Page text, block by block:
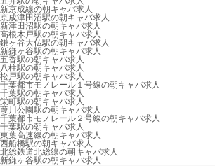
新京成線の朝キャバ求人
京成津田沼駅の朝キャバ求人
新津田沼駅の朝キャバ求人
高根木戸駅の朝キャバ求人
鎌ヶ谷大仏駅の朝キャバ求人
新鎌ヶ谷駅の朝キャバ求人
五香駅の朝キャバ求人
八柱駅の朝キャバ求人
松戸駅の朝キャバ求人
千葉都市モノレール１号線の朝キャバ求人
千葉駅の朝キャバ求人
栄町駅の朝キャバ求人
葭川公園駅の朝キャバ求人
千葉都市モノレール２号線の朝キャバ求人
千葉駅の朝キャバ求人
東葉高速線の朝キャバ求人
西船橋駅の朝キャバ求人
北総鉄道北総線の朝キャバ求人
新鎌ヶ谷駅の朝キャバ求人